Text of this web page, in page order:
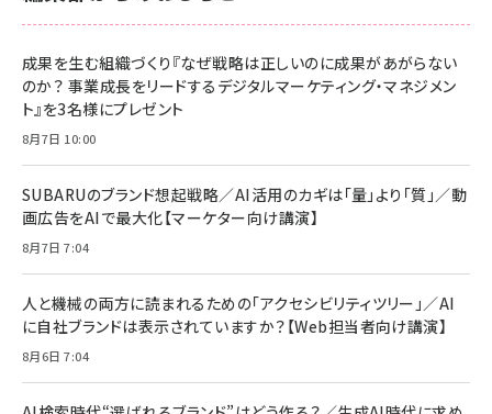
成果を生む組織づくり『なぜ戦略は正しいのに成果があがらない
のか？ 事業成長をリードするデジタルマーケティング・マネジメン
ト』を3名様にプレゼント
8月7日 10:00
SUBARUのブランド想起戦略／AI活用のカギは「量」より「質」／動
画広告をAIで最大化【マーケター向け講演】
8月7日 7:04
人と機械の両方に読まれるための「アクセシビリティツリー」／AI
に自社ブランドは表示されていますか？【Web担当者向け講演】
8月6日 7:04